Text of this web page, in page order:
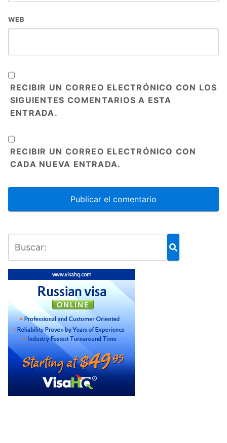
WEB
RECIBIR UN CORREO ELECTRÓNICO CON LOS
SIGUIENTES COMENTARIOS A ESTA
ENTRADA.
RECIBIR UN CORREO ELECTRÓNICO CON
CADA NUEVA ENTRADA.